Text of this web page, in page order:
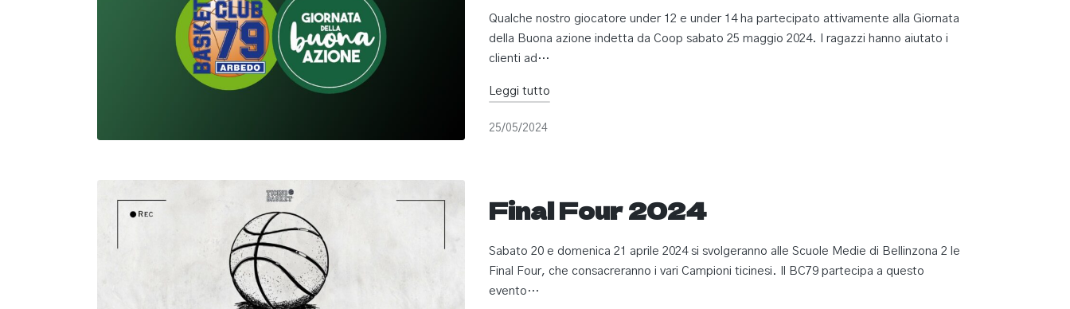
Qualche nostro giocatore under 12 e under 14 ha partecipato attivamente alla Giornata
della Buona azione indetta da Coop sabato 25 maggio 2024. I ragazzi hanno aiutato i
clienti ad…
Leggi tutto
25/05/2024
Final Four 2024
Sabato 20 e domenica 21 aprile 2024 si svolgeranno alle Scuole Medie di Bellinzona 2 le
Final Four, che consacreranno i vari Campioni ticinesi. Il BC79 partecipa a questo
evento…